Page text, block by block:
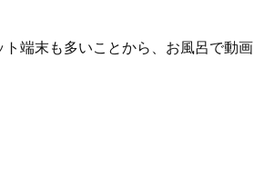
端末も多いことから、お風呂で動画